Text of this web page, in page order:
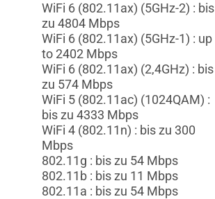
WiFi 6 (802.11ax) (5GHz-2) : bis
zu 4804 Mbps
WiFi 6 (802.11ax) (5GHz-1) : up
to 2402 Mbps
WiFi 6 (802.11ax) (2,4GHz) : bis
zu 574 Mbps
WiFi 5 (802.11ac) (1024QAM) :
bis zu 4333 Mbps
WiFi 4 (802.11n) : bis zu 300
Mbps
802.11g : bis zu 54 Mbps
802.11b : bis zu 11 Mbps
802.11a : bis zu 54 Mbps